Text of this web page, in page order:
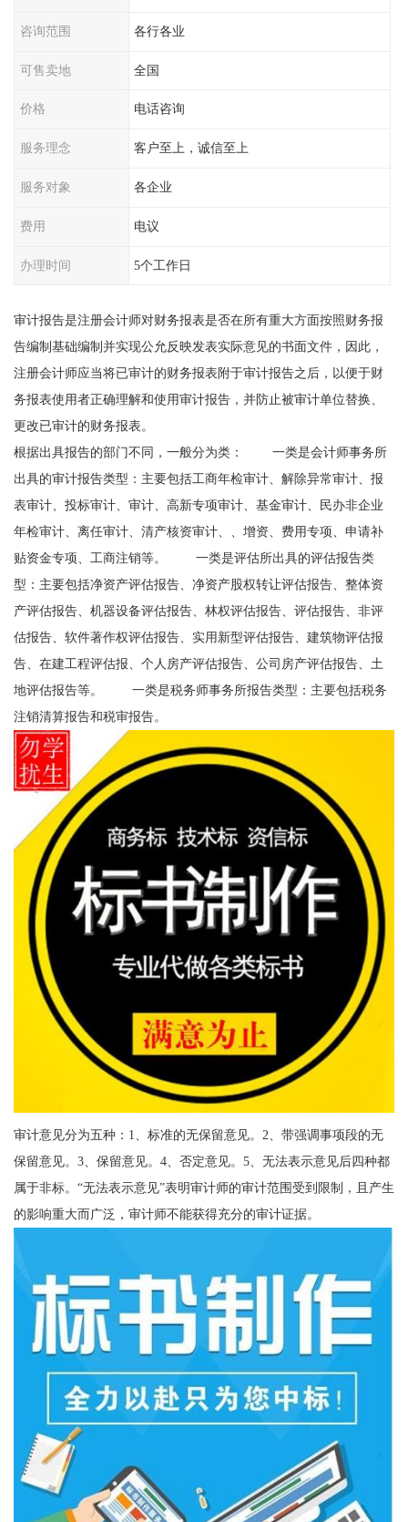
咨询范围 各行各业
可售卖地 全国
价格 电话咨询
服务理念 客户至上，诚信至上
服务对象 各企业
费用 电议
办理时间 5个工作日
审计报告是注册会计师对财务报表是否在所有重大方面按照财务报
告编制基础编制并实现公允反映发表实际意见的书面文件，因此，
注册会计师应当将已审计的财务报表附于审计报告之后，以便于财
务报表使用者正确理解和使用审计报告，并防止被审计单位替换、
更改已审计的财务报表。
根据出具报告的部门不同，一般分为类： 一类是会计师事务所
出具的审计报告类型：主要包括工商年检审计、解除异常审计、报
表审计、投标审计、审计、高新专项审计、基金审计、民办非企业
年检审计、离任审计、清产核资审计、、增资、费用专项、申请补
贴资金专项、工商注销等。 一类是评估所出具的评估报告类
型：主要包括净资产评估报告、净资产股权转让评估报告、整体资
产评估报告、机器设备评估报告、林权评估报告、评估报告、非评
估报告、软件著作权评估报告、实用新型评估报告、建筑物评估报
告、在建工程评估报、个人房产评估报告、公司房产评估报告、土
地评估报告等。 一类是税务师事务所报告类型：主要包括税务
注销清算报告和税审报告。
审计意见分为五种：1、标准的无保留意见。2、带强调事项段的无
保留意见。3、保留意见。4、否定意见。5、无法表示意见后四种都
属于非标。“无法表示意见”表明审计师的审计范围受到限制，且产生
的影响重大而广泛，审计师不能获得充分的审计证据。